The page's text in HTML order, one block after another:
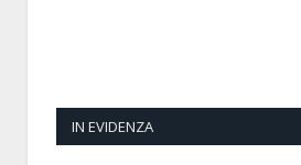
IN EVIDENZA